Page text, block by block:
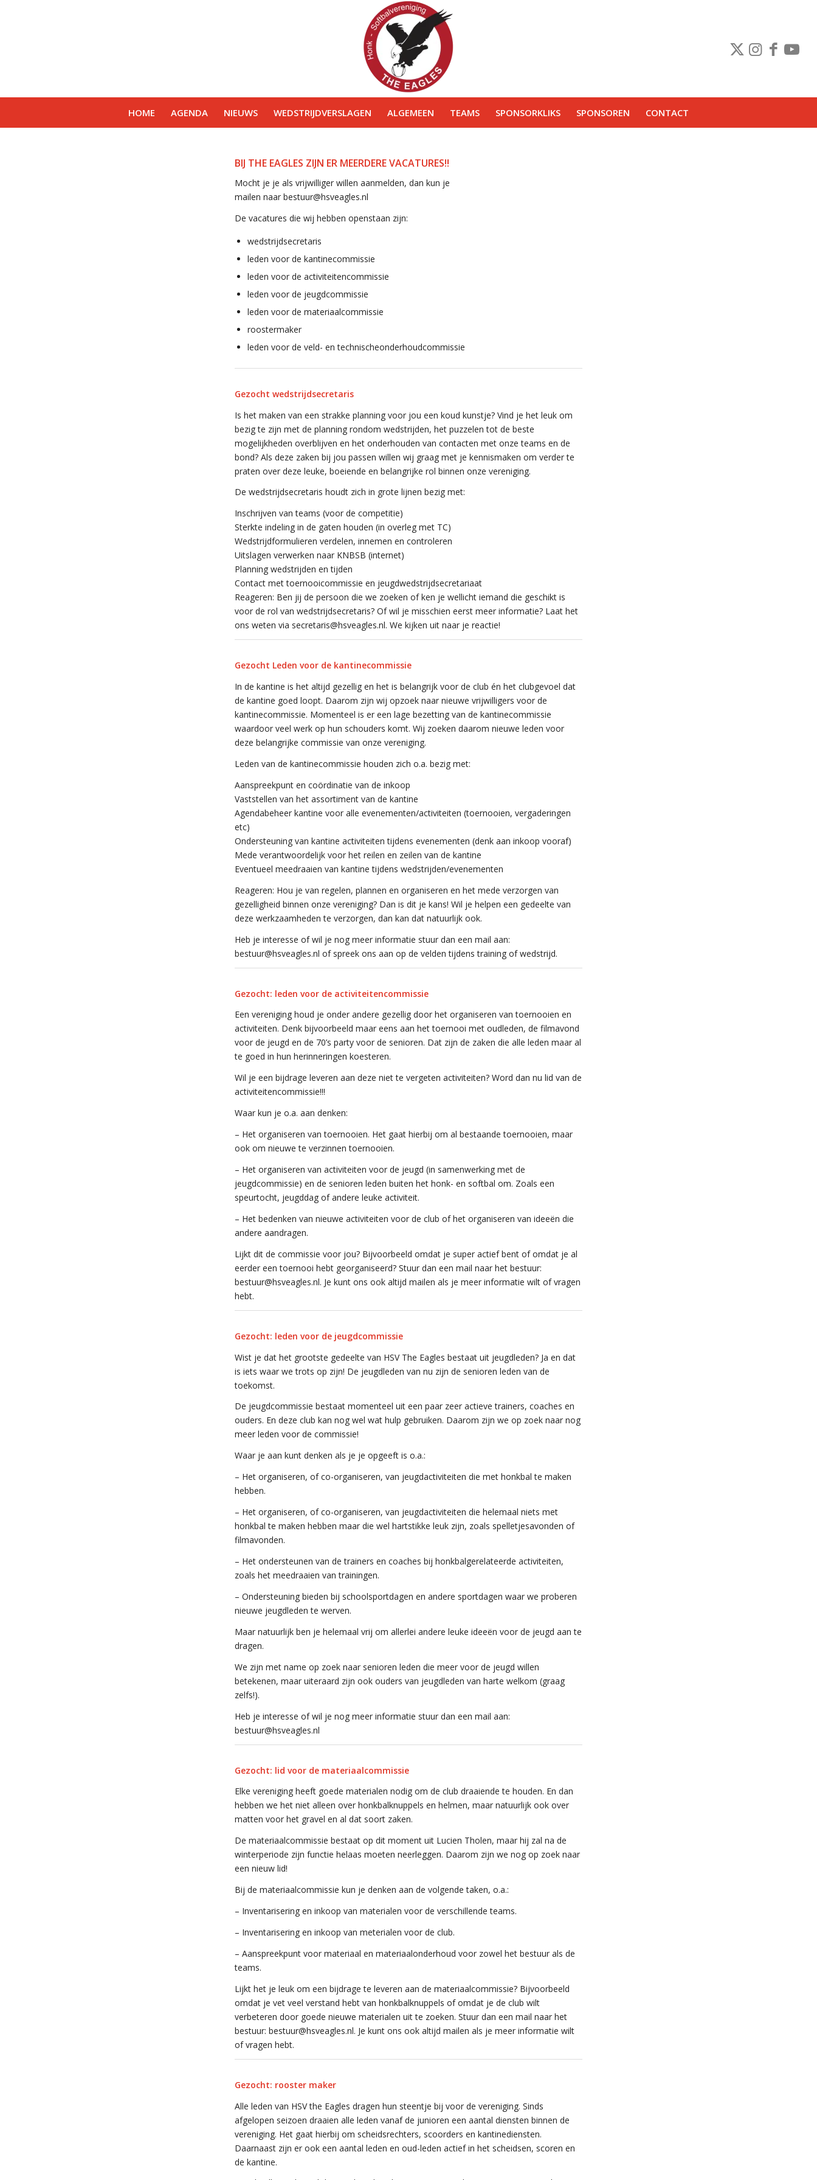
HOME AGENDA NIEUWS WEDSTRIJDVERSLAGEN ALGEMEEN TEAMS SPONSORKLIKS SPONSOREN CONTACT
BIJ THE EAGLES ZIJN ER MEERDERE VACATURES!!
Mocht je je als vrijwilliger willen aanmelden, dan kun je
mailen naar bestuur@hsveagles.nl
De vacatures die wij hebben openstaan zijn:
wedstrijdsecretaris
leden voor de kantinecommissie
leden voor de activiteitencommissie
leden voor de jeugdcommissie
leden voor de materiaalcommissie
roostermaker
leden voor de veld- en technischeonderhoudcommissie
Gezocht wedstrijdsecretaris
Is het maken van een strakke planning voor jou een koud kunstje? Vind je het leuk om
bezig te zijn met de planning rondom wedstrijden, het puzzelen tot de beste
mogelijkheden overblijven en het onderhouden van contacten met onze teams en de
bond? Als deze zaken bij jou passen willen wij graag met je kennismaken om verder te
praten over deze leuke, boeiende en belangrijke rol binnen onze vereniging.
De wedstrijdsecretaris houdt zich in grote lijnen bezig met:
Inschrijven van teams (voor de competitie)
Sterkte indeling in de gaten houden (in overleg met TC)
Wedstrijdformulieren verdelen, innemen en controleren
Uitslagen verwerken naar KNBSB (internet)
Planning wedstrijden en tijden
Contact met toernooicommissie en jeugdwedstrijdsecretariaat
Reageren: Ben jij de persoon die we zoeken of ken je wellicht iemand die geschikt is
voor de rol van wedstrijdsecretaris? Of wil je misschien eerst meer informatie? Laat het
ons weten via secretaris@hsveagles.nl. We kijken uit naar je reactie!
Gezocht Leden voor de kantinecommissie
In de kantine is het altijd gezellig en het is belangrijk voor de club én het clubgevoel dat
de kantine goed loopt. Daarom zijn wij opzoek naar nieuwe vrijwilligers voor de
kantinecommissie. Momenteel is er een lage bezetting van de kantinecommissie
waardoor veel werk op hun schouders komt. Wij zoeken daarom nieuwe leden voor
deze belangrijke commissie van onze vereniging.
Leden van de kantinecommissie houden zich o.a. bezig met:
Aanspreekpunt en coördinatie van de inkoop
Vaststellen van het assortiment van de kantine
Agendabeheer kantine voor alle evenementen/activiteiten (toernooien, vergaderingen
etc)
Ondersteuning van kantine activiteiten tijdens evenementen (denk aan inkoop vooraf)
Mede verantwoordelijk voor het reilen en zeilen van de kantine
Eventueel meedraaien van kantine tijdens wedstrijden/evenementen
Reageren: Hou je van regelen, plannen en organiseren en het mede verzorgen van
gezelligheid binnen onze vereniging? Dan is dit je kans! Wil je helpen een gedeelte van
deze werkzaamheden te verzorgen, dan kan dat natuurlijk ook.
Heb je interesse of wil je nog meer informatie stuur dan een mail aan:
bestuur@hsveagles.nl of spreek ons aan op de velden tijdens training of wedstrijd.
Gezocht: leden voor de activiteitencommissie
Een vereniging houd je onder andere gezellig door het organiseren van toernooien en
activiteiten. Denk bijvoorbeeld maar eens aan het toernooi met oudleden, de filmavond
voor de jeugd en de 70’s party voor de senioren. Dat zijn de zaken die alle leden maar al
te goed in hun herinneringen koesteren.
Wil je een bijdrage leveren aan deze niet te vergeten activiteiten? Word dan nu lid van de
activiteitencommissie!!!
Waar kun je o.a. aan denken:
– Het organiseren van toernooien. Het gaat hierbij om al bestaande toernooien, maar
ook om nieuwe te verzinnen toernooien.
– Het organiseren van activiteiten voor de jeugd (in samenwerking met de
jeugdcommissie) en de senioren leden buiten het honk- en softbal om. Zoals een
speurtocht, jeugddag of andere leuke activiteit.
– Het bedenken van nieuwe activiteiten voor de club of het organiseren van ideeën die
andere aandragen.
Lijkt dit de commissie voor jou? Bijvoorbeeld omdat je super actief bent of omdat je al
eerder een toernooi hebt georganiseerd? Stuur dan een mail naar het bestuur:
bestuur@hsveagles.nl. Je kunt ons ook altijd mailen als je meer informatie wilt of vragen
hebt.
Gezocht: leden voor de jeugdcommissie
Wist je dat het grootste gedeelte van HSV The Eagles bestaat uit jeugdleden? Ja en dat
is iets waar we trots op zijn! De jeugdleden van nu zijn de senioren leden van de
toekomst.
De jeugdcommissie bestaat momenteel uit een paar zeer actieve trainers, coaches en
ouders. En deze club kan nog wel wat hulp gebruiken. Daarom zijn we op zoek naar nog
meer leden voor de commissie!
Waar je aan kunt denken als je je opgeeft is o.a.:
– Het organiseren, of co-organiseren, van jeugdactiviteiten die met honkbal te maken
hebben.
– Het organiseren, of co-organiseren, van jeugdactiviteiten die helemaal niets met
honkbal te maken hebben maar die wel hartstikke leuk zijn, zoals spelletjesavonden of
filmavonden.
– Het ondersteunen van de trainers en coaches bij honkbalgerelateerde activiteiten,
zoals het meedraaien van trainingen.
– Ondersteuning bieden bij schoolsportdagen en andere sportdagen waar we proberen
nieuwe jeugdleden te werven.
Maar natuurlijk ben je helemaal vrij om allerlei andere leuke ideeën voor de jeugd aan te
dragen.
We zijn met name op zoek naar senioren leden die meer voor de jeugd willen
betekenen, maar uiteraard zijn ook ouders van jeugdleden van harte welkom (graag
zelfs!).
Heb je interesse of wil je nog meer informatie stuur dan een mail aan:
bestuur@hsveagles.nl
Gezocht: lid voor de materiaalcommissie
Elke vereniging heeft goede materialen nodig om de club draaiende te houden. En dan
hebben we het niet alleen over honkbalknuppels en helmen, maar natuurlijk ook over
matten voor het gravel en al dat soort zaken.
De materiaalcommissie bestaat op dit moment uit Lucien Tholen, maar hij zal na de
winterperiode zijn functie helaas moeten neerleggen. Daarom zijn we nog op zoek naar
een nieuw lid!
Bij de materiaalcommissie kun je denken aan de volgende taken, o.a.:
– Inventarisering en inkoop van materialen voor de verschillende teams.
– Inventarisering en inkoop van meterialen voor de club.
– Aanspreekpunt voor materiaal en materiaalonderhoud voor zowel het bestuur als de
teams.
Lijkt het je leuk om een bijdrage te leveren aan de materiaalcommissie? Bijvoorbeeld
omdat je vet veel verstand hebt van honkbalknuppels of omdat je de club wilt
verbeteren door goede nieuwe materialen uit te zoeken. Stuur dan een mail naar het
bestuur: bestuur@hsveagles.nl. Je kunt ons ook altijd mailen als je meer informatie wilt
of vragen hebt.
Gezocht: rooster maker
Alle leden van HSV the Eagles dragen hun steentje bij voor de vereniging. Sinds
afgelopen seizoen draaien alle leden vanaf de junioren een aantal diensten binnen de
vereniging. Het gaat hierbij om scheidsrechters, scoorders en kantinediensten.
Daarnaast zijn er ook een aantal leden en oud-leden actief in het scheidsen, scoren en
de kantine.